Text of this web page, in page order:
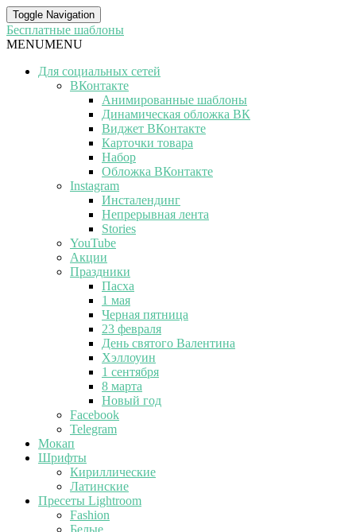
Toggle Navigation
Бесплатные шаблоны
MENUMENU
Для социальных сетей
ВКонтакте
Анимированные шаблоны
Динамическая обложка ВК
Виджет ВКонтакте
Карточки товара
Набор
Обложка ВКонтакте
Instagram
Инсталендинг
Непрерывная лента
Stories
YouTube
Акции
Праздники
Пасха
1 мая
Черная пятница
23 февраля
День святого Валентина
Хэллоуин
1 сентября
8 марта
Новый год
Facebook
Telegram
Мокап
Шрифты
Кириллические
Латинские
Пресеты Lightroom
Fashion
Белые